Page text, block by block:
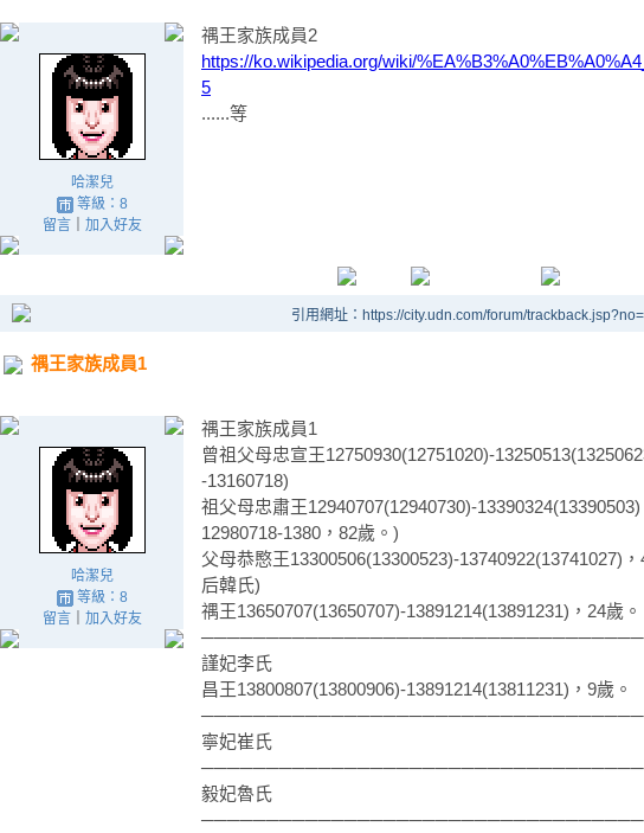
哈潔兒
等級：8
留言｜ 加入好友
禑王家族成員2
https://ko.wikipedia.org/wiki/
5
......等
引用網址：https://city.udn.com/forum/
禑王家族成員1
哈潔兒
等級：8
留言｜ 加入好友
禑王家族成員1
曾祖父母忠宣王12750930(12751020)-
-13160718)
祖父母忠肅王12940707(12940730)-
12980718-1380，82歲。)
父母恭愍王13300506(13300523)-13740922(13741027)
后韓氏)
禑王13650707(13650707)-13891214(13891231)，24歲。
──────────────────────────────────
謹妃李氏
昌王13800807(13800906)-13891214(13811231)，9歲。
──────────────────────────────────
寧妃崔氏
──────────────────────────────────
毅妃魯氏
──────────────────────────────────